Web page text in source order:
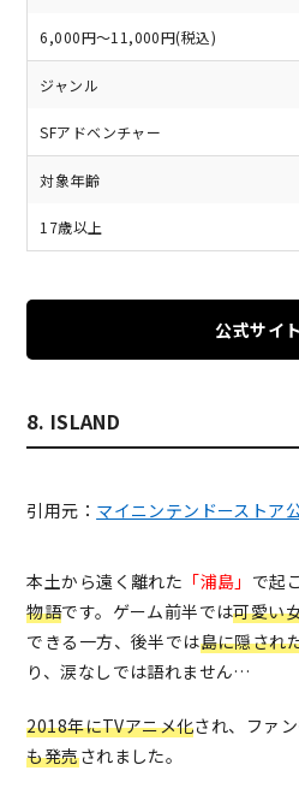
6,000円～11,000円(税込)
ジャンル
SFアドベンチャー
対象年齢
17歳以上
公式サイト
8. ISLAND
引用元： マイニンテンドーストア
本土から遠く離れた 「浦島」 で起
物語です。ゲーム前半では可愛い
できる一方、後半では島に隠され
り、涙なしでは語れません…
2018年にTVアニメ化され、ファ
も発売されました。